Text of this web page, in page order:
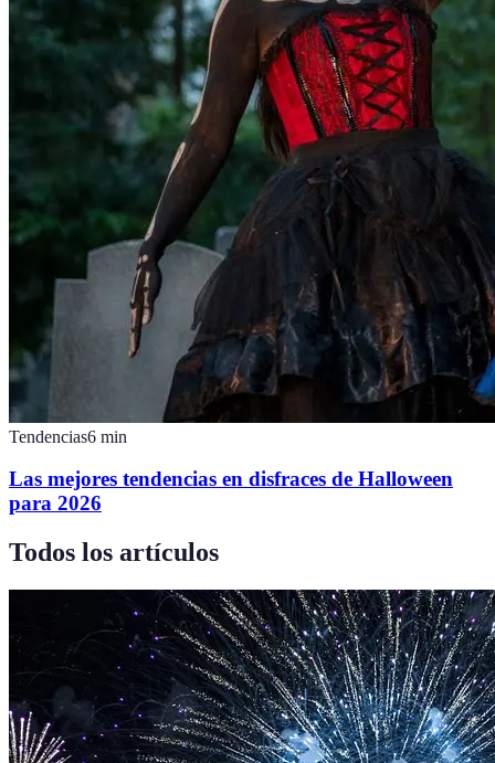
Tendencias6 min
Las mejores tendencias en disfraces de Halloween
para 2026
Todos los artículos